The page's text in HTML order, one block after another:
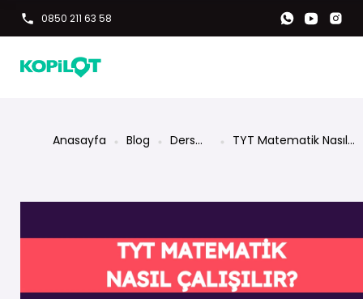
0850 211 63 58
Anasayfa Blog
Ders
TYT Matematik Nasıl